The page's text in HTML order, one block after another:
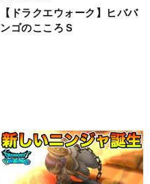
【ドラクエウォーク】ヒババ
ンゴのこころＳ